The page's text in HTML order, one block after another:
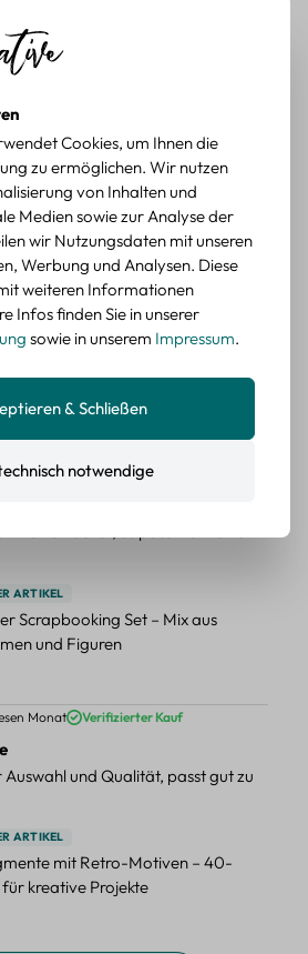
gehen zu vielen Projekten,
Sticker Set – 45 Papier-
und Tiermotiven
von 5 von 5 Sternen
Verifizierter Kauf
zu meinen Büchern, würde sie
ARTIKEL
Sticker Set – 45 Stück mit 15
Motive
von 5 von 5 Sternen
Monat Verifizierter Kauf
ARTIKEL
Scrapbooking Set – Mix aus
und Figuren
von 5 von 5 Sternen
Monat Verifizierter Kauf
und Qualität, passt gut zu
ARTIKEL
mit Retro-Motiven – 40-
für kreative Projekte
Cookies, um Ihnen die
zu ermöglichen. Wir nutzen
von Inhalten und
Medien sowie zur Analyse der
wir Nutzungsdaten mit unseren
Werbung und Analysen. Diese
weiteren Informationen
Infos finden Sie in unserer
sowie in unserem Impressum.
notwendige
& Schließen